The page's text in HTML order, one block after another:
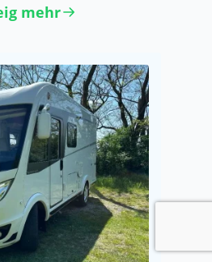
mehr